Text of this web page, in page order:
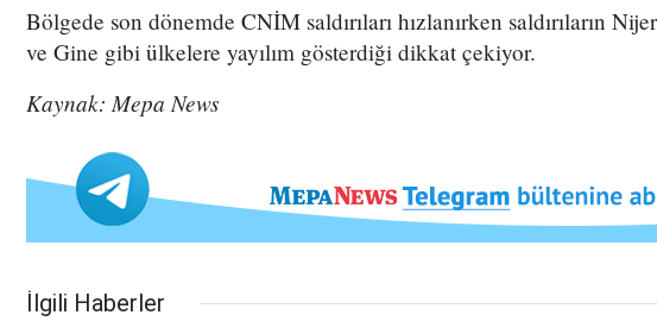
Bölgede son dönemde CNİM saldırıları hızlanırken saldırıların
ve Gine gibi ülkelere yayılım gösterdiği dikkat çekiyor.
Kaynak: Mepa News
İlgili Haberler